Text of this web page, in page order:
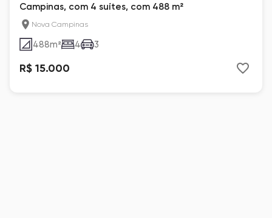
Campinas, com 4 suítes, com 488 m²
Nova Campinas
488m² 4 3
R$ 15.000